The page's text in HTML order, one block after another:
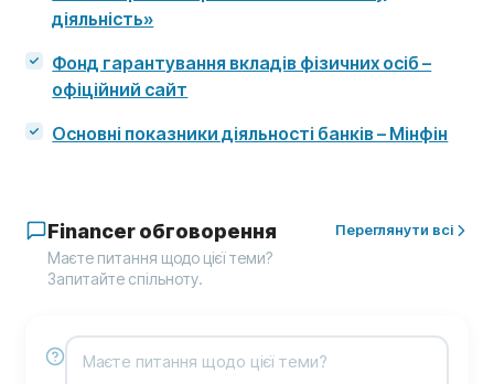
діяльність»
Фонд гарантування вкладів фізичних осіб –
офіційний сайт
Основні показники діяльності банків – Мінфін
Financer обговорення
Маєте питання щодо цієї теми?
Запитайте спільноту.
Переглянути всі